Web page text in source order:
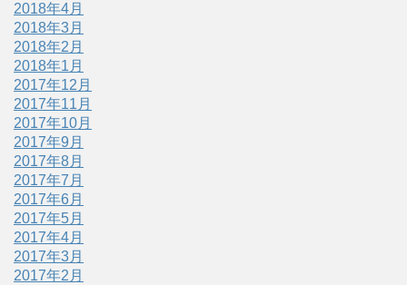
2018年4月
2018年3月
2018年2月
2018年1月
2017年12月
2017年11月
2017年10月
2017年9月
2017年8月
2017年7月
2017年6月
2017年5月
2017年4月
2017年3月
2017年2月